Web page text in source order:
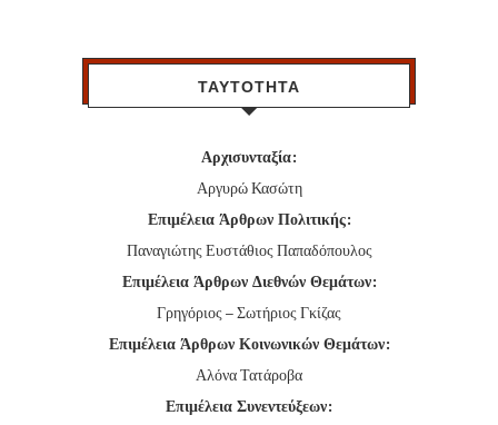
ΤΑΥΤΟΤΗΤΑ
Αρχισυνταξία:
Αργυρώ Κασώτη
Επιμέλεια Άρθρων Πολιτικής:
Παναγιώτης Ευστάθιος Παπαδόπουλος
Επιμέλεια Άρθρων Διεθνών Θεμάτων:
Γρηγόριος – Σωτήριος Γκίζας
Επιμέλεια Άρθρων Κοινωνικών Θεμάτων:
Αλόνα Τατάροβα
Επιμέλεια Συνεντεύξεων: